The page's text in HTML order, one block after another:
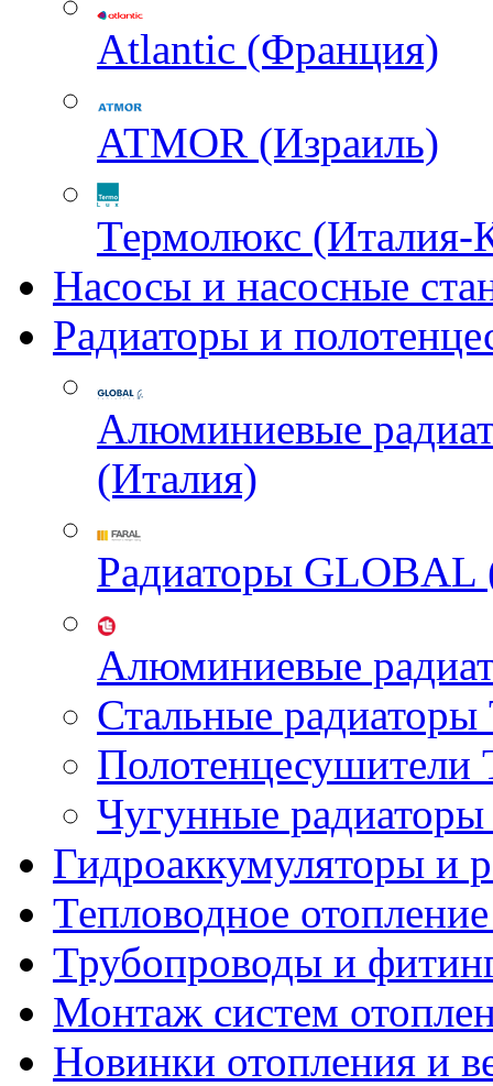
Atlantic (Франция)
ATMOR (Израиль)
Термолюкс (Италия-
Насосы и насосные
Радиаторы и
Алюминиевые
(Италия)
Радиаторы GLOBAL
Алюминиевые
Стальные
Чугунные
Гидроаккумуляторы и
Тепловодное
Трубопроводы и
Монтаж систем
Новинки отопления и